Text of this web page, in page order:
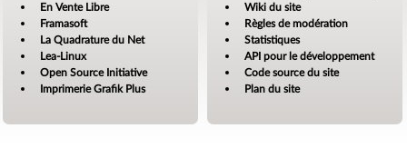
En Vente Libre
Framasoft
La Quadrature du Net
Lea-Linux
Open Source Initiative
Imprimerie Grafik Plus
Wiki du site
Règles de modération
Statistiques
API pour le développement
Code source du site
Plan du site